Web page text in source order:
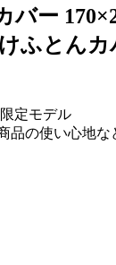
バー
ふとんカ
定モデル
品の使い心地